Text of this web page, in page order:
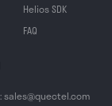
Helios SDK
FAQ
sales@quectel.com